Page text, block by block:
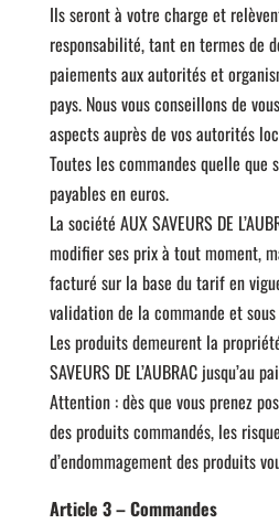
Ils seront à votre charge et
responsabilité, tant en termes de
paiements aux autorités et
pays. Nous vous conseillons de
aspects auprès de vos autorités
Toutes les commandes quelle
payables en euros.
La société AUX SAVEURS DE
modifier ses prix à tout moment,
facturé sur la base du tarif en
validation de la commande et
Les produits demeurent la
SAVEURS DE L’AUBRAC jusqu’au
Attention : dès que vous prenez
des produits commandés, les
d’endommagement des produits
Article 3 – Commandes